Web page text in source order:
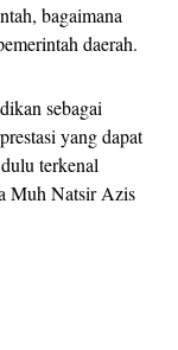
bagaimana
daerah.
sebagai
yang dapat
terkenal
Muh Natsir Azis